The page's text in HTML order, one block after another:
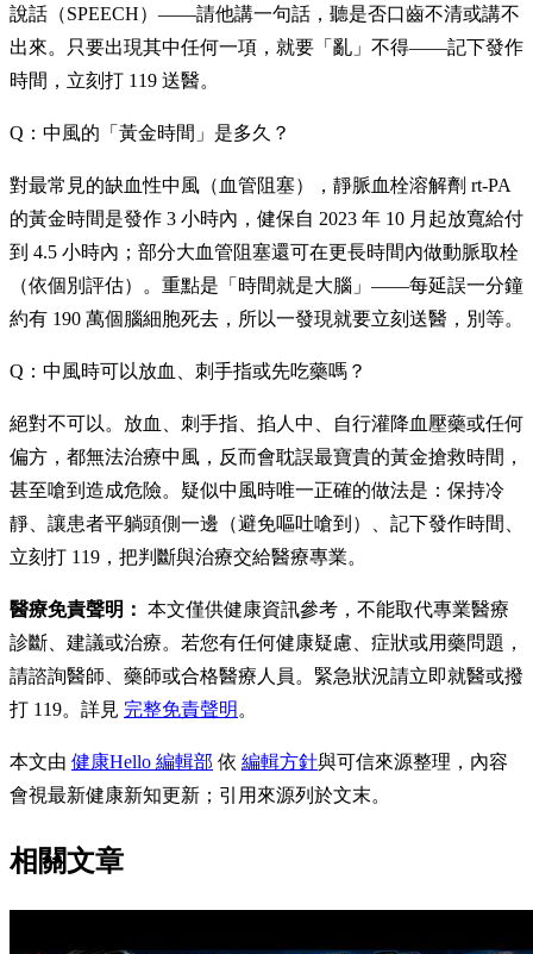
說話（SPEECH）——請他講一句話，聽是否口齒不清或講不
出來。只要出現其中任何一項，就要「亂」不得——記下發作
時間，立刻打 119 送醫。
Q：中風的「黃金時間」是多久？
對最常見的缺血性中風（血管阻塞），靜脈血栓溶解劑 rt-PA
的黃金時間是發作 3 小時內，健保自 2023 年 10 月起放寬給付
到 4.5 小時內；部分大血管阻塞還可在更長時間內做動脈取栓
（依個別評估）。重點是「時間就是大腦」——每延誤一分鐘
約有 190 萬個腦細胞死去，所以一發現就要立刻送醫，別等。
Q：中風時可以放血、刺手指或先吃藥嗎？
絕對不可以。放血、刺手指、掐人中、自行灌降血壓藥或任何
偏方，都無法治療中風，反而會耽誤最寶貴的黃金搶救時間，
甚至嗆到造成危險。疑似中風時唯一正確的做法是：保持冷
靜、讓患者平躺頭側一邊（避免嘔吐嗆到）、記下發作時間、
立刻打 119，把判斷與治療交給醫療專業。
醫療免責聲明： 本文僅供健康資訊參考，不能取代專業醫療
診斷、建議或治療。若您有任何健康疑慮、症狀或用藥問題，
請諮詢醫師、藥師或合格醫療人員。緊急狀況請立即就醫或撥
打 119。詳見 完整免責聲明 。
本文由 健康Hello 編輯部 依 編輯方針與可信來源整理，內容
會視最新健康新知更新；引用來源列於文末。
相關文章